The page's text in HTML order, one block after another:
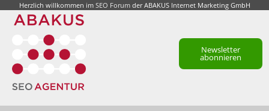
Herzlich willkommen im SEO Forumder ABAKUS Internet Marketing GmbH
Newsletter
abonnieren